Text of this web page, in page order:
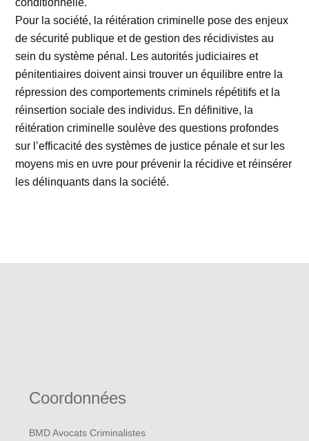
conditionnelle.
Pour la société, la réitération criminelle pose des enjeux
de sécurité publique et de gestion des récidivistes au
sein du système pénal. Les autorités judiciaires et
pénitentiaires doivent ainsi trouver un équilibre entre la
répression des comportements criminels répétitifs et la
réinsertion sociale des individus. En définitive, la
réitération criminelle soulève des questions profondes
sur l’efficacité des systèmes de justice pénale et sur les
moyens mis en uvre pour prévenir la récidive et réinsérer
les délinquants dans la société.
Coordonnées
BMD Avocats Criminalistes